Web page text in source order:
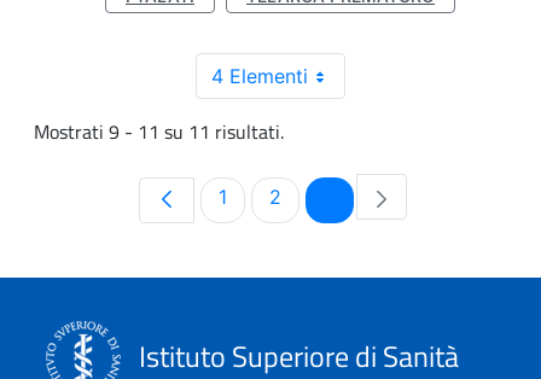
4 Elementi
Mostrati 9 - 11 su 11 risultati.
Pagina
1 Pagina
2 Pagina
Istituto Superiore di Sanità